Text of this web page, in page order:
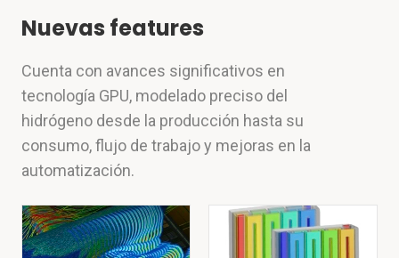
Nuevas features
Cuenta con avances significativos en
tecnología GPU, modelado preciso del
hidrógeno desde la producción hasta su
consumo, flujo de trabajo y mejoras en la
automatización.